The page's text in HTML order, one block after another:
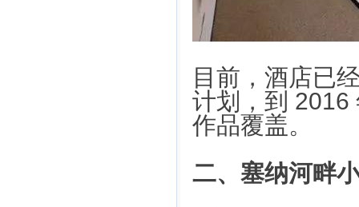
目前，酒店已
计划，到 2016
作品覆盖。
二、塞纳河畔